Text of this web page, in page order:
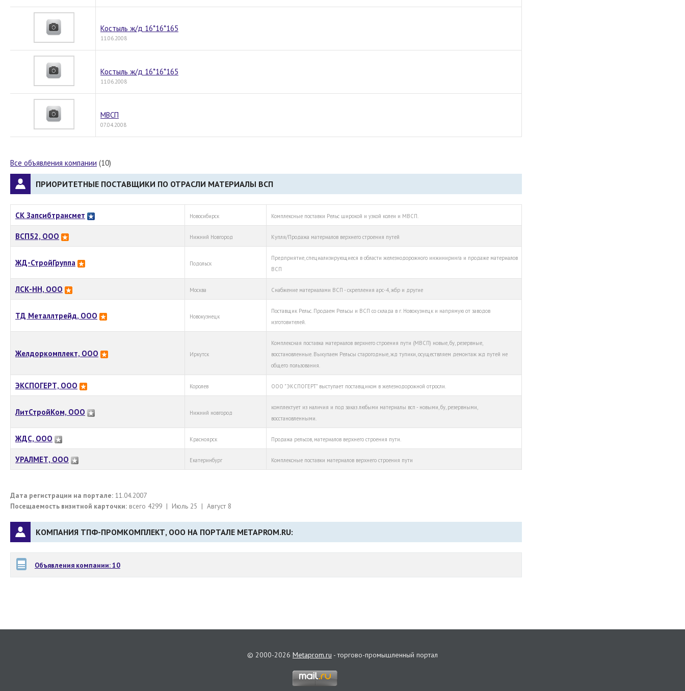
Костыль ж/д 16*16*165
11.06.2008
Костыль ж/д 16*16*165
11.06.2008
МВСП
07.04.2008
Все объявления компании (10)
ПРИОРИТЕТНЫЕ ПОСТАВЩИКИ ПО ОТРАСЛИ МАТЕРИАЛЫ ВСП
СК Запсибтрансмет Новосибирск Комплексные поставки Рельс широкой и узкой колеи и МВСП.
ВСП52, ООО Нижний Новгород Купля/Продажа материалов верхнего строения путей
ЖД-СтройГруппа Подольск
Предприятие, специализирующиеся в области железнодорожного инжиниринга и продаже материалов
ВСП
ЛСК-НН, ООО Москва Снабжение материалами ВСП - скрепления арс-4, жбр и другие
ТД Металлтрейд, ООО Новокузнецк
Поставщик Рельс. Продаем Рельсы и ВСП со склада в г. Новокузнецк и напрямую от заводов
изготовителей.
Желдоркомплект, ООО Иркутск
Комплексная поставка материалов верхнего строения пути (МВСП) новые, бу, резервные,
восстановленные. Выкупаем Рельсы старогодные, жд тупики, осуществляем демонтаж жд путей не
общего пользования.
ЭКСПОГЕРТ, ООО Королев ООО "ЭКСПОГЕРТ" выступает поставщиком в железнодорожной отросли.
ЛитСтройКом, ООО Нижний новгород
комплектует из наличия и под заказ любыми материалы всп - новыми, бу, резервными,
восстановленными.
ЖДС, ООО Красноярск Продажа рельсов, материалов верхнего строения пути.
УРАЛМЕТ, ООО Екатеринбург Комплексные поставки материалов верхнего строения пути
Дата регистрации на портале: 11.04.2007
Посещаемость визитной карточки: всего 4299 | Июль 25 | Август 8
КОМПАНИЯ ТПФ-ПРОМКОМПЛЕКТ, ООО НА ПОРТАЛЕ METAPROM.RU:
Объявления компании: 10
© 2000-2026 Metaprom.ru - торгово-промышленный портал